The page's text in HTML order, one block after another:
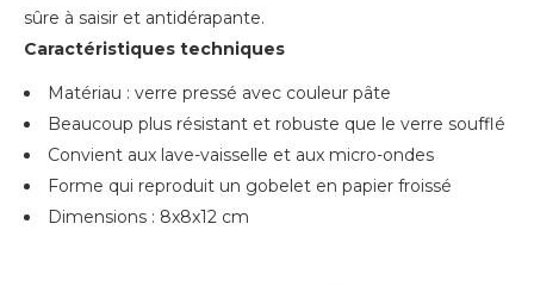
sûre à saisir et antidérapante.
Caractéristiques techniques
Matériau : verre pressé avec couleur pâte
Beaucoup plus résistant et robuste que le verre soufflé
Convient aux lave-vaisselle et aux micro-ondes
Forme qui reproduit un gobelet en papier froissé
Dimensions : 8x8x12 cm